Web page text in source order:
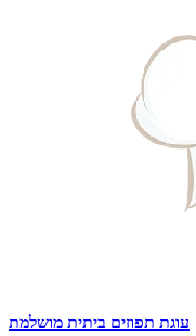
עוגת תפוזים ביתית מושלמת